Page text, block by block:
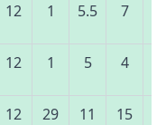
12 1 5.5 7
12 1 5 4
12 29 11 15